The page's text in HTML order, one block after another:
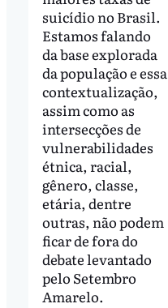
suicídio no Brasil.
Estamos falando
da base explorada
da população e essa
contextualização,
assim como as
intersecções de
vulnerabilidades
étnica, racial,
gênero, classe,
etária, dentre
outras, não podem
ficar de fora do
debate levantado
pelo Setembro
Amarelo.